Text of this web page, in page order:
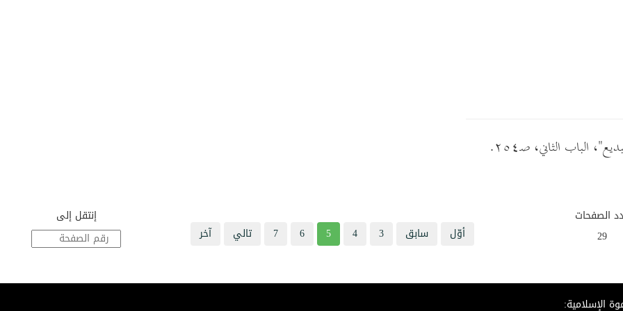
الباب الثاني، صـ٢٥٤.
إنتقل إلى
أوّل
سابق 3
4
5
6
7 تالي آخر
الصفحات
29
الإسلامية: